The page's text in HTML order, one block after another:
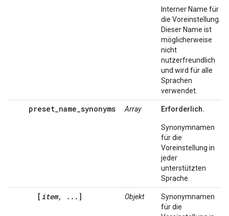
Interner Name für
die Voreinstellung.
Dieser Name ist
möglicherweise
nicht
nutzerfreundlich
und wird für alle
Sprachen
verwendet.
preset_name_synonyms Array Erforderlich.
Synonymnamen
für die
Voreinstellung in
jeder
unterstützten
Sprache.
[ item, ... ] Objekt
Synonymnamen
für die